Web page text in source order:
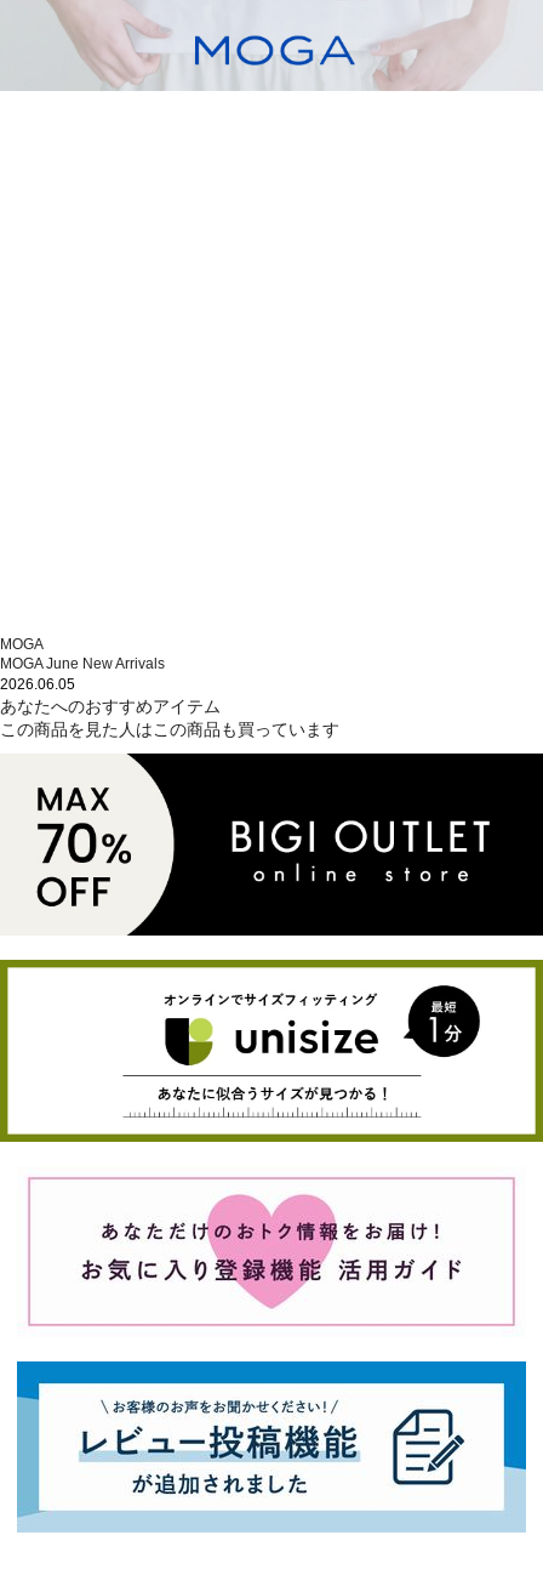
MOGA
MOGA June New Arrivals
2026.06.05
あなたへのおすすめアイテム
この商品を見た人はこの商品も買っています